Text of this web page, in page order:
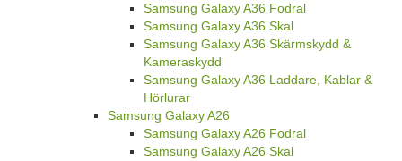
Samsung Galaxy A36 Fodral
Samsung Galaxy A36 Skal
Samsung Galaxy A36 Skärmskydd &
Kameraskydd
Samsung Galaxy A36 Laddare, Kablar &
Hörlurar
Samsung Galaxy A26
Samsung Galaxy A26 Fodral
Samsung Galaxy A26 Skal